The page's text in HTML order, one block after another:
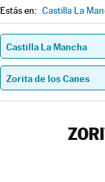
Estás en: Castilla La